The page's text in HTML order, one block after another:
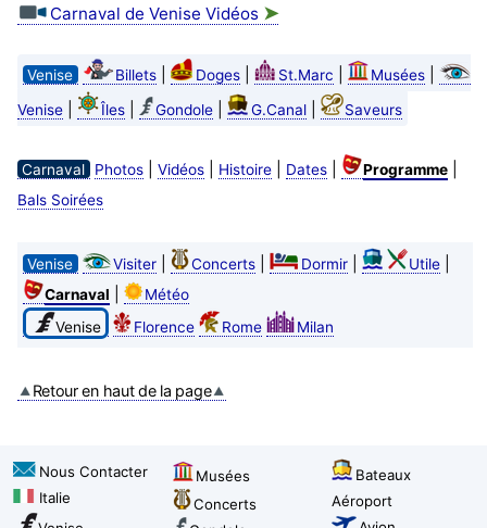
Carnaval de Venise Vidéos ➤
Venise Billets| Doges| St.Marc Musées|
Venise| Îles| Gondole| G.Canal| Saveurs
Carnaval Photos| Vidéos| Histoire| Dates| Programme|
Bals Soirées
Venise Visiter| Concerts| Dormir| Utile|
Carnaval
Météo
Venise
Florence Rome Milan
Retour en haut de la page
Nous Contacter
Italie
Musées
Concerts
Bateaux
Aéroport